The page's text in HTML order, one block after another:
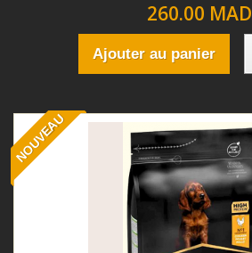
260.00 MAD
Ajouter au panier
NOUVEAU